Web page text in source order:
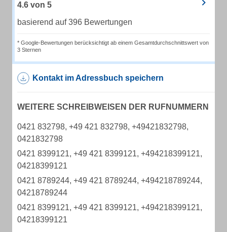
4.6 von 5
basierend auf 396 Bewertungen
* Google-Bewertungen berücksichtigt ab einem Gesamtdurchschnittswert von
3 Sternen
Kontakt im Adressbuch speichern
WEITERE SCHREIBWEISEN DER RUFNUMMERN
0421 832798, +49 421 832798, +49421832798,
0421832798
0421 8399121, +49 421 8399121, +494218399121,
04218399121
0421 8789244, +49 421 8789244, +494218789244,
04218789244
0421 8399121, +49 421 8399121, +494218399121,
04218399121